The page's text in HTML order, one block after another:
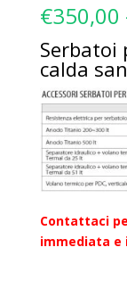
€350,00
Serbatoi
calda
Contattaci
immediata e